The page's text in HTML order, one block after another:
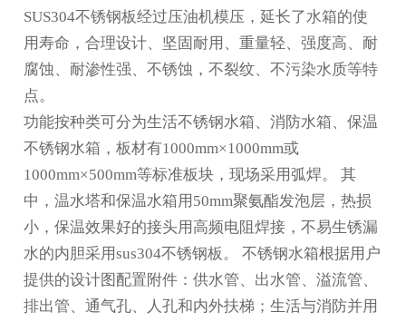
SUS304不锈钢板经过压油机模压，延长了水箱的使
用寿命，合理设计、坚固耐用、重量轻、强度高、耐
腐蚀、耐渗性强、不锈蚀，不裂纹、不污染水质等特
点。
功能按种类可分为生活不锈钢水箱、消防水箱、保温
不锈钢水箱，板材有1000mm×1000mm或
1000mm×500mm等标准板块，现场采用弧焊。 其
中，温水塔和保温水箱用50mm聚氨酯发泡层，热损
小，保温效果好的接头用高频电阻焊接，不易生锈漏
水的内胆采用sus304不锈钢板。 不锈钢水箱根据用户
提供的设计图配置附件：供水管、出水管、溢流管、
排出管、通气孔、人孔和内外扶梯；生活与消防并用